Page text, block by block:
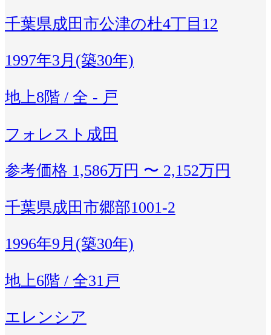
千葉県成田市公津の杜4丁目12
1997年3月(築30年)
地上8階 / 全 - 戸
フォレスト成田
参考価格 1,586万円 〜 2,152万円
千葉県成田市郷部1001-2
1996年9月(築30年)
地上6階 / 全31戸
エレンシア